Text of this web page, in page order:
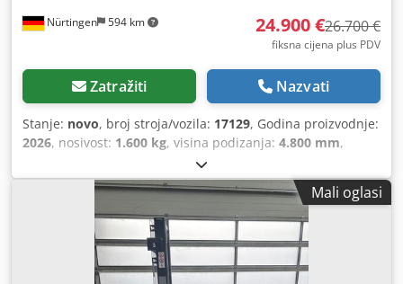
Nürtingen 594 km 24.900 €26.700 €
fiksna cijena plus PDV
Zatražiti Nazvati
Stanje: novo, broj stroja/vozila: 17129, Godina proizvodnje:
2026, nosivost: 1.600 kg, visina podizanja: 4.800 mm,
, težište tereta:
goriva:električni, vrsta jarbola:triplex, građevinska visina:
, napon baterije:51,2 V, duljina vilica:1.200 mm,
veličina prednje gume:18x7-8 non marking, veličina
stražnje gume:16x6-8 non marking, ukupna masa:
, 5174830 Serijski broj: OBA05-000013 Cjdpfx Aezfd
Dzehzjrf Podaci o bateriji: 51,2 V, 277 Ah
Mali oglasi